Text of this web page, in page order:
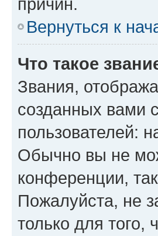
Вернуться к
Что такое
Звания,
созданных вами
пользователей:
Обычно вы не
конференции,
Пожалуйста, не
только для